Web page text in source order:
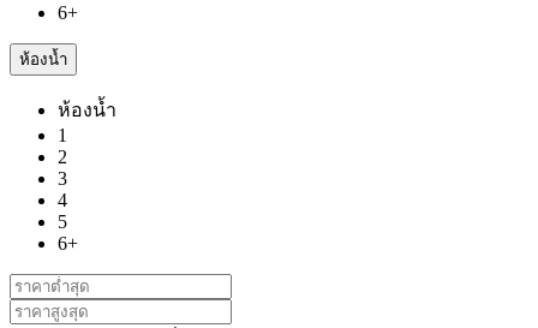
6+
ห้องน้ำ
ห้องน้ำ
1
2
3
4
5
6+